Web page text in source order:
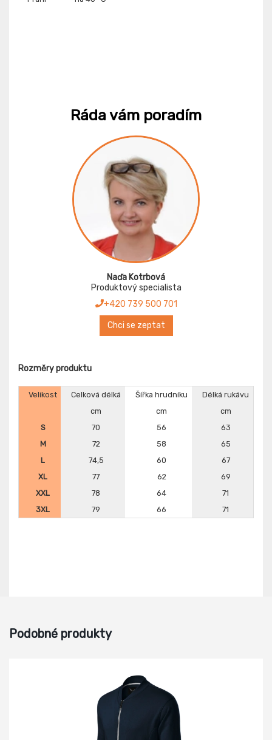
Ráda vám poradím
Naďa Kotrbová
Produktový specialista
+420 739 500 701
Chci se zeptat
Rozměry produktu
Velikost Celková délká Šířka hrudníku
Délká rukávu
cm
cm
cm
S
70 56
63
M
72 58
65
L
74,5 60
67
XL
77 62
69
XXL
78 64
71
3XL
79 66 71
Podobné produkty